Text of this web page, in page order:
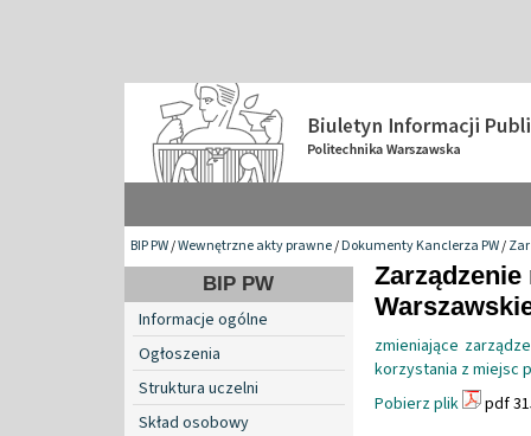
BIP PW/Wewnętrzne akty prawne/Dokumenty Kanclerza PW/
BIP PW
Informacje ogólne
Ogłoszenia
Struktura uczelni
Skład osobowy
zmieniające
korzystania z miejsc
Pobierz plik
pdf